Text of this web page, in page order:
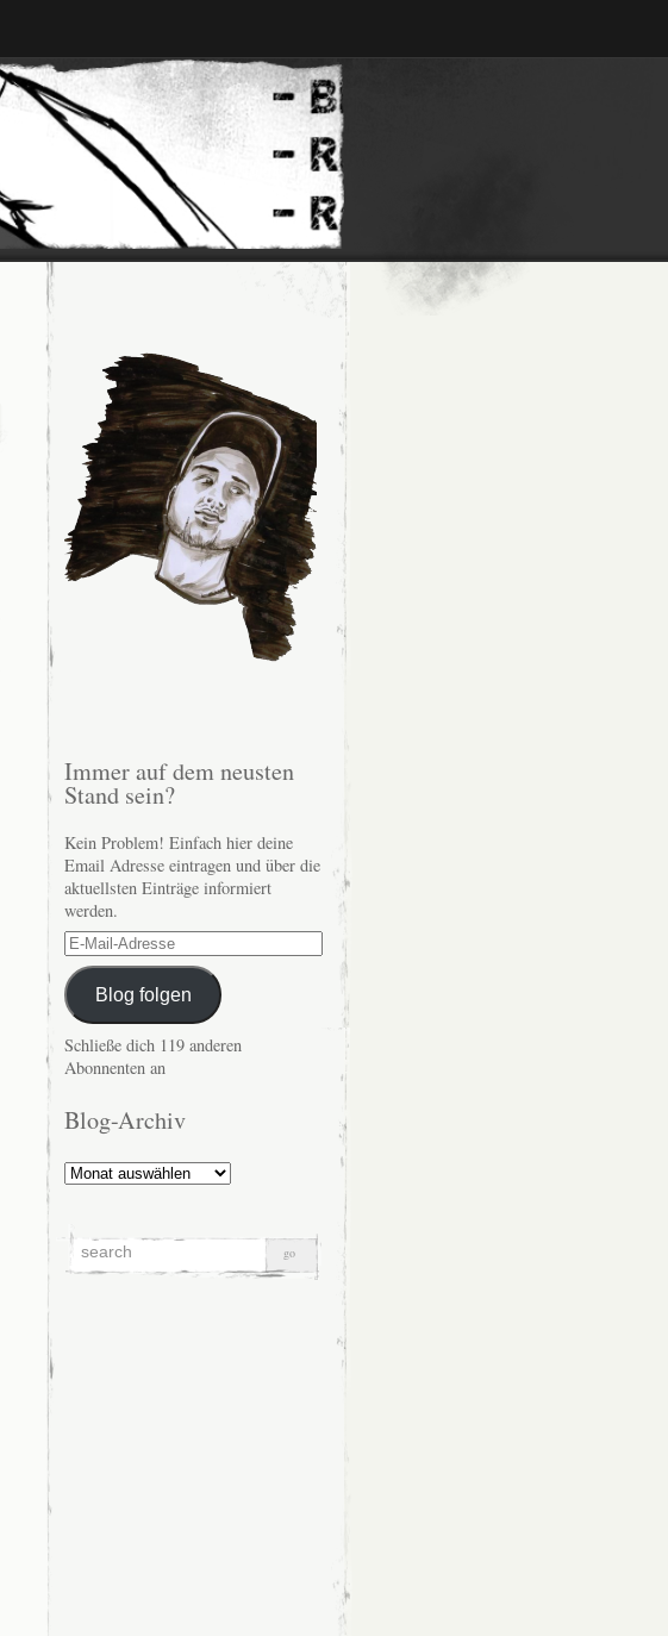
Immer auf dem neusten
Stand sein?
Kein Problem! Einfach hier deine
Email Adresse eintragen und über die
aktuellsten Einträge informiert
werden.
E-
Mail-
AdresseBlog folgen
Schließe dich 119 anderen
Abonnenten an
Blog-Archiv
Blog-
Archiv